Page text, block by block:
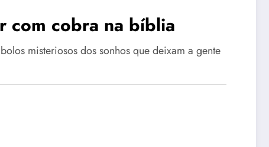
com cobra na bíblia
misteriosos dos sonhos que deixam a gente